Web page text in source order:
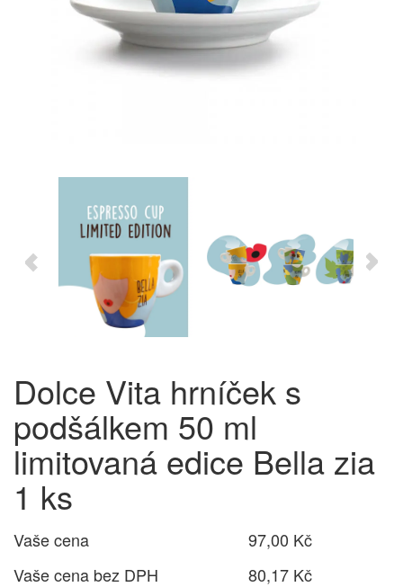
Dolce Vita hrníček s
podšálkem 50 ml
limitovaná edice Bella zia
1 ks
Vaše cena
97,00 Kč
Vaše cena bez DPH
80,17 Kč